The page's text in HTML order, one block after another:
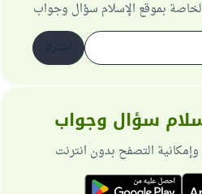
بموقع الإسلام سؤال وجواب
سؤال وجواب
التصفح بدون انترنت